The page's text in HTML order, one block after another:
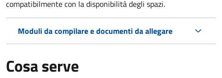
compatibilmente con la disponibilità degli spazi.
Moduli da compilare e documenti da allegare
Cosa serve